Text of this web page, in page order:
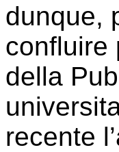
dunque,
confluire
della
recente